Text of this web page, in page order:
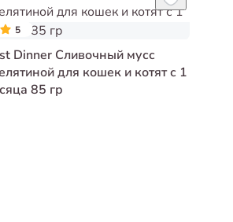
5
Dinner Сливочный мусс
для кошек и котят с 1
85 гр